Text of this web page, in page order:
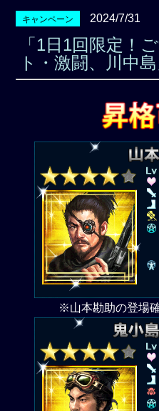
キャンペーン 2024/7/31
「1日1回限定！
ト・激闘、川中
※山本勘助の登